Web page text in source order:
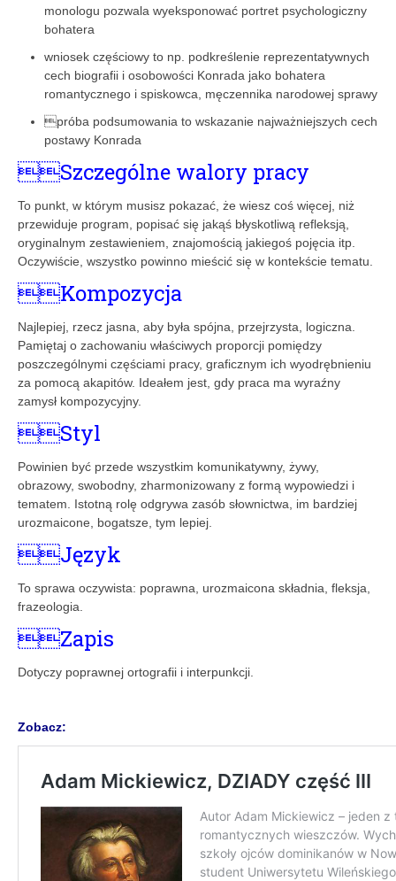
monologu pozwala wyeksponować portret psychologiczny
bohatera
wniosek częściowy to np. podkreślenie reprezentatywnych
cech biografii i osobowości Konrada jako bohatera
romantycznego i spiskowca, męczennika narodowej sprawy
próba podsumowania to wskazanie najważniejszych cech
postawy Konrada
Szczególne walory pracy
To punkt, w którym musisz pokazać, że wiesz coś więcej, niż
przewiduje program, popisać się jakąś błyskotliwą refleksją,
oryginalnym zestawieniem, znajomością jakiegoś pojęcia itp.
Oczywiście, wszystko powinno mieścić się w kontekście tematu.
Kompozycja
Najlepiej, rzecz jasna, aby była spójna, przejrzysta, logiczna.
Pamiętaj o zachowaniu właściwych proporcji pomiędzy
poszczególnymi częściami pracy, graficznym ich wyodrębnieniu
za pomocą akapitów. Ideałem jest, gdy praca ma wyraźny
zamysł kompozycyjny.
Styl
Powinien być przede wszystkim komunikatywny, żywy,
obrazowy, swobodny, zharmonizowany z formą wypowiedzi i
tematem. Istotną rolę odgrywa zasób słownictwa, im bardziej
urozmaicone, bogatsze, tym lepiej.
Język
To sprawa oczywista: poprawna, urozmaicona składnia, fleksja,
frazeologia.
Zapis
Dotyczy poprawnej ortografii i interpunkcji.
Zobacz: